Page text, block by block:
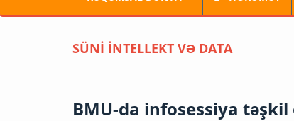
SÜNİ İNTELLEKT VƏ DATA
BMU-da infosessiya